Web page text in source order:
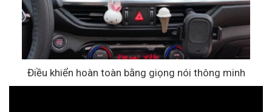
Điều khiển hoàn toàn bằng giọng nói thông minh